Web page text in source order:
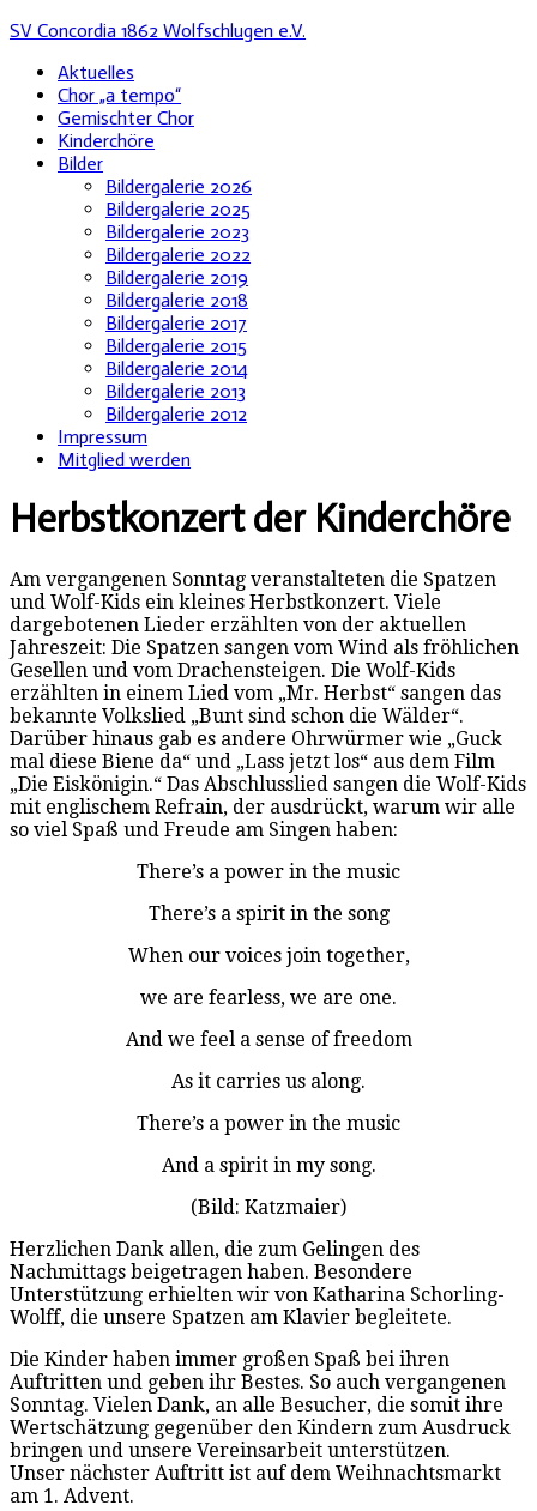
SV Concordia 1862 Wolfschlugen e.V.
Aktuelles
Chor „a tempo“
Gemischter Chor
Kinderchöre
Bilder
Bildergalerie 2026
Bildergalerie 2025
Bildergalerie 2023
Bildergalerie 2022
Bildergalerie 2019
Bildergalerie 2018
Bildergalerie 2017
Bildergalerie 2015
Bildergalerie 2014
Bildergalerie 2013
Bildergalerie 2012
Impressum
Mitglied werden
Herbstkonzert der Kinderchöre
Am vergangenen Sonntag veranstalteten die Spatzen
und Wolf-Kids ein kleines Herbstkonzert. Viele
dargebotenen Lieder erzählten von der aktuellen
Jahreszeit: Die Spatzen sangen vom Wind als fröhlichen
Gesellen und vom Drachensteigen. Die Wolf-Kids
erzählten in einem Lied vom „Mr. Herbst“ sangen das
bekannte Volkslied „Bunt sind schon die Wälder“.
Darüber hinaus gab es andere Ohrwürmer wie „Guck
mal diese Biene da“ und „Lass jetzt los“ aus dem Film
„Die Eiskönigin.“ Das Abschlusslied sangen die Wolf-Kids
mit englischem Refrain, der ausdrückt, warum wir alle
so viel Spaß und Freude am Singen haben:
There’s a power in the music
There’s a spirit in the song
When our voices join together,
we are fearless, we are one.
And we feel a sense of freedom
As it carries us along.
There’s a power in the music
And a spirit in my song.
(Bild: Katzmaier)
Herzlichen Dank allen, die zum Gelingen des
Nachmittags beigetragen haben. Besondere
Unterstützung erhielten wir von Katharina Schorling-
Wolff, die unsere Spatzen am Klavier begleitete.
Die Kinder haben immer großen Spaß bei ihren
Auftritten und geben ihr Bestes. So auch vergangenen
Sonntag. Vielen Dank, an alle Besucher, die somit ihre
Wertschätzung gegenüber den Kindern zum Ausdruck
bringen und unsere Vereinsarbeit unterstützen.
Unser nächster Auftritt ist auf dem Weihnachtsmarkt
am 1. Advent.